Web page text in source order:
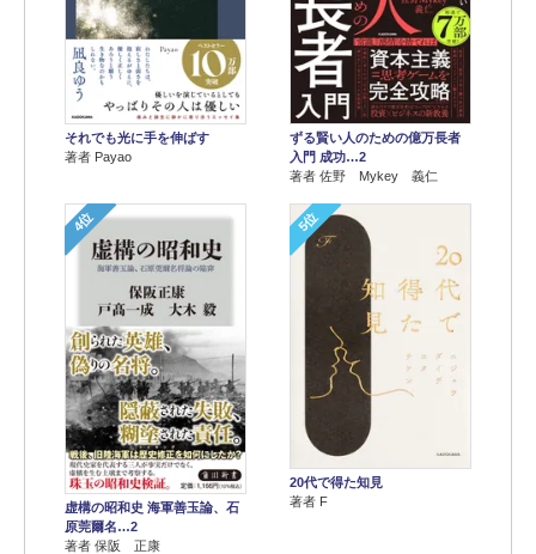
それでも光に手を伸ばす
著者 Payao
ずる賢い人のための億万長者
入門 成功…2
著者 佐野 Mykey 義仁
4位
虚構の昭和史 海軍善玉論、石
原莞爾名…2
著者 保阪 正康
5位
20代で得た知見
著者 F